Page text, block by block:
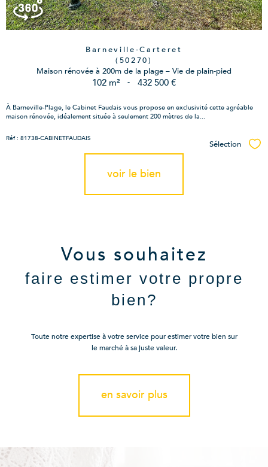
Barneville-Carteret
(50270)
Maison rénovée à 200m de la plage – Vie de plain-pied
102 m² - 432 500 €
À Barneville-Plage, le Cabinet Faudais vous propose en exclusivité cette agréable
maison rénovée, idéalement située à seulement 200 mètres de la...
Réf : 81738-CABINETFAUDAIS
Sélection
voir le bien
Vous souhaitez
faire estimer votre propre
bien?
Toute notre expertise à votre service pour estimer votre bien sur
le marché à sa juste valeur.
en savoir plus